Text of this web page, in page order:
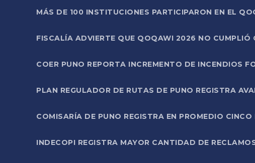
MÁS DE 100 INSTITUCIONES PARTICIPARON EN EL
FISCALÍA ADVIERTE QUE QOQAWI 2026 NO CUMPLIÓ
COER PUNO REPORTA INCREMENTO DE INCENDIOS
PLAN REGULADOR DE RUTAS DE PUNO REGISTRA
COMISARÍA DE PUNO REGISTRA EN PROMEDIO
INDECOPI REGISTRA MAYOR CANTIDAD DE